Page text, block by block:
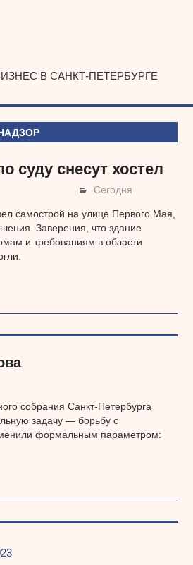
В САНКТ-ПЕТЕРБУРГЕ
суду снесут хостел
Сегодня
самострой на улице Первого Мая,
Заверения, что здание
и требованиям в области
собрания Санкт-Петербурга
задачу — борьбу с
формальным параметром: